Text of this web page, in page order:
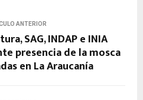
ANTERIOR
SAG, INDAP e INIA
presencia de la mosca
en La Araucanía